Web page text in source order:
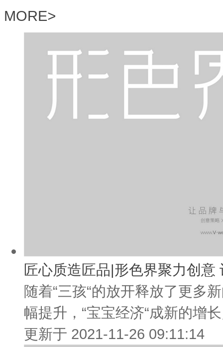
MORE>
匠心质造匠品|形色界聚力创意
随着“三孩“的放开释放了更多
幅提升，“宝宝经济“成新的增
更新于 2021-11-26 09:11:14